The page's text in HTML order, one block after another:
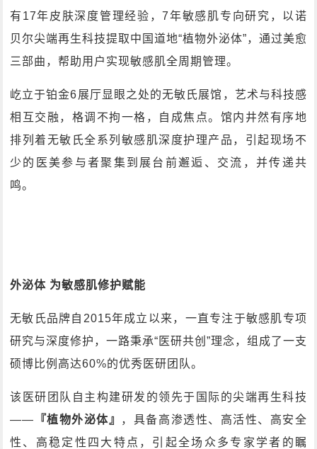
有17年皮肤深度管理经验，7年敏感肌专向研究，以诺
贝尔尖端再生科技提取中国道地“植物外泌体”，通过美愈
三部曲，帮助用户实现敏感肌全周期管理。
屹立于铂金6展厅显眼之处的无敏氏展馆，艺术与科技感
相互交融，格调不拘一格，自成焦点。馆内井然有序地
排列着无敏氏全系列敏感肌深度护理产品，引起现场不
少的医美参与者聚集到展台前邂逅、交流，并传递共
鸣。
外泌体 为敏感肌修护赋能
无敏氏品牌自2015年成立以来，一直专注于敏感肌专项
研究与深度修护，一路秉承“医研共创”理念，组成了一支
硕博比例高达60%的优秀医研团队。
该医研团队自主构建研发的领先于国际的尖端再生科技
—— 『植物外泌体』 ，具备高渗透性、高活性、高安全
性、高稳定性四大特点，引起全场众多专家学者的瞩